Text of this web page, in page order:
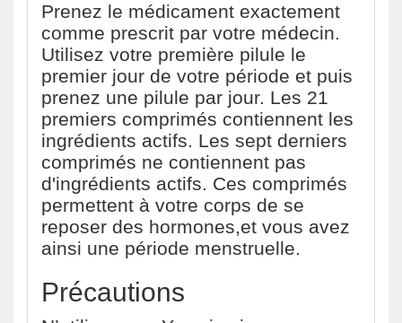
Prenez le médicament exactement
comme prescrit par votre médecin.
Utilisez votre première pilule le
premier jour de votre période et puis
prenez une pilule par jour. Les 21
premiers comprimés contiennent les
ingrédients actifs. Les sept derniers
comprimés ne contiennent pas
d'ingrédients actifs. Ces comprimés
permettent à votre corps de se
reposer des hormones,et vous avez
ainsi une période menstruelle.
Précautions